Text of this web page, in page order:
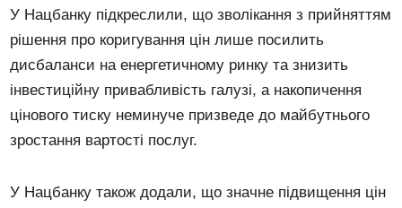
У Нацбанку підкреслили, що зволікання з прийняттям
рішення про коригування цін лише посилить
дисбаланси на енергетичному ринку та знизить
інвестиційну привабливість галузі, а накопичення
цінового тиску неминуче призведе до майбутнього
зростання вартості послуг.
У Нацбанку також додали, що значне підвищення цін